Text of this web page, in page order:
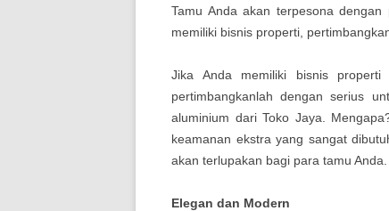
Tamu Anda akan terpesona
memiliki bisnis properti,
Jika Anda memiliki bisnis
pertimbangkanlah dengan serius
aluminium dari Toko Jaya.
keamanan ekstra yang sangat
akan terlupakan bagi para tamu Anda.
Elegan dan Modern